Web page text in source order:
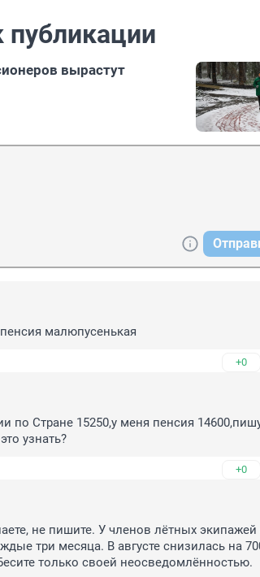
вырастут
малюпусенькая
+0
по Стране 15250,у меня пенсия
узнать?
+0
не пишите. У членов лётных экипажей
три месяца. В августе снизилась на
только своей неосведомлённостью.